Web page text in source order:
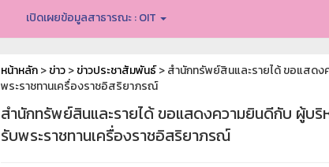
เปิดเผยข้อมูลสาธารณะ : OIT
หน้าหลัก>ข่าว>ข่าวประชาสัมพันธ์> สำนักทรัพย์สินและรายได้ ขอแสดง
พระราชทานเครื่องราชอิสริยาภรณ์
สำนักทรัพย์สินและรายได้ ขอแสดงความยินดีกับ ผู้บริ
รับพระราชทานเครื่องราชอิสริยาภรณ์